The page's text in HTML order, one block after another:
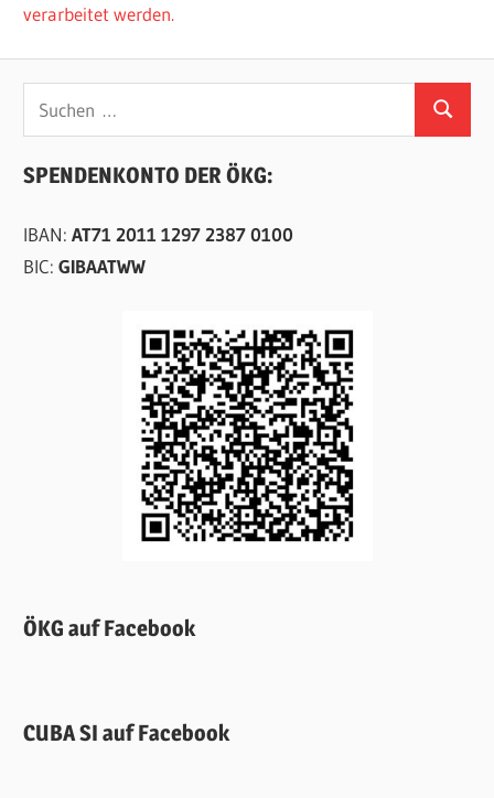
verarbeitet werden.
Suchen
SPENDENKONTO DER ÖKG:
IBAN:AT71 2011 1297 2387 0100
BIC:GIBAATWW
ÖKG auf Facebook
CUBA SI auf Facebook